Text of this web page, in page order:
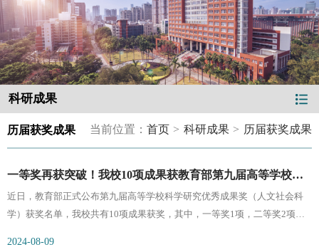
科研成果
当前位置： 首页 > 科研成果 > 历届获奖成果
历届获奖成果
一等奖再获突破！我校10项成果获教育部第九届高等学校科
学研究优秀成果奖（人文社会科学）
近日，教育部正式公布第九届高等学校科学研究优秀成果奖（人文社会科
学）获奖名单，我校共有10项成果获奖，其中，一等奖1项，二等奖2项，
2024-08-09